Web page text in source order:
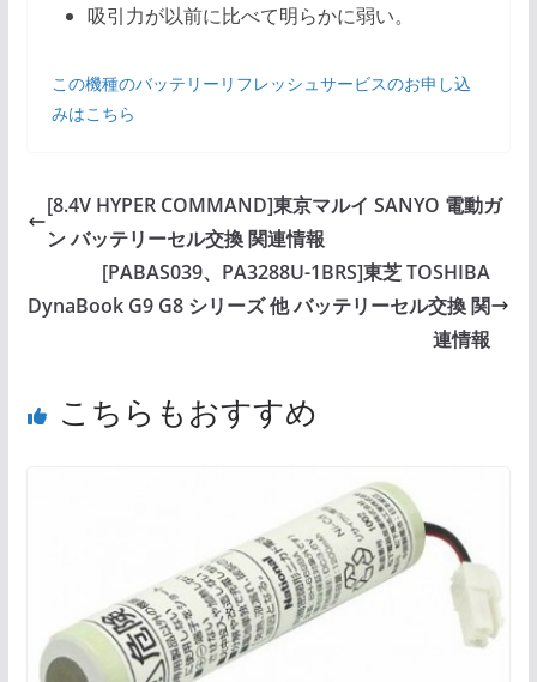
吸引力が以前に比べて明らかに弱い。
この機種のバッテリーリフレッシュサービスのお申し込
みはこちら
[8.4V HYPER COMMAND]東京マルイ SANYO 電動ガ
ン バッテリーセル交換 関連情報
[PABAS039、PA3288U-1BRS]東芝 TOSHIBA
DynaBook G9 G8 シリーズ 他 バッテリーセル交換 関
連情報
こちらもおすすめ